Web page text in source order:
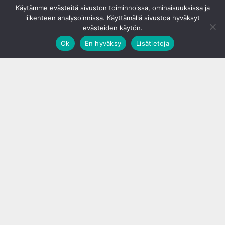
Käytämme evästeitä sivuston toiminnoissa, ominaisuuksissa ja
liikenteen analysoinnissa. Käyttämällä sivustoa hyväksyt
evästeiden käytön.
Ok
En hyväksy Lisätietoja